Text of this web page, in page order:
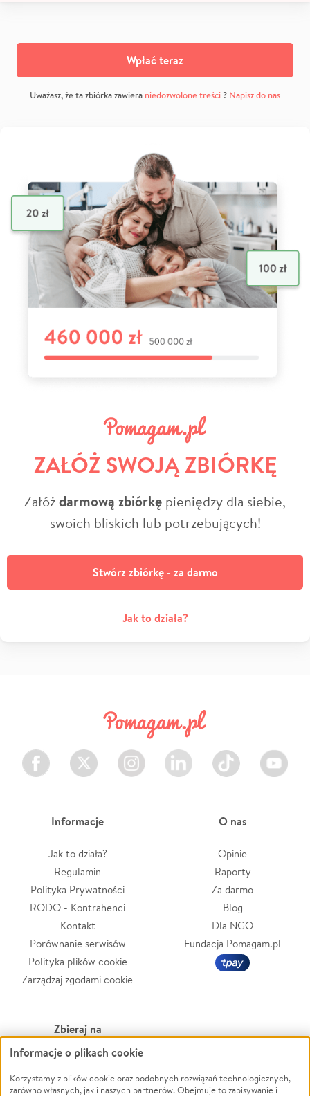
Wpłać teraz
Uważasz, że ta zbiórka zawiera niedozwolone treści? Napisz do nas
ZAŁÓŻ SWOJĄ ZBIÓRKĘ
Załóżdarmową zbiórkę pieniędzy dla siebie,
swoich bliskich lub potrzebujących!
Stwórz zbiórkę - za darmo
Jak to działa?
Facebook Twitter Instagram LinkedIn TikTok Youtube
Informacje
Jak to działa?
Regulamin
Polityka Prywatności
RODO - Kontrahenci
Kontakt
Porównanie serwisów
Polityka plików cookie
Zarządzaj zgodami cookie
O nas
Opinie
Raporty
Za darmo
Blog
Dla NGO
Fundacja Pomagam.pl
Zbieraj na
Leczenie
Zwierzęta
Powódź
Informacje o plikach cookie
Korzystamy z plików cookie oraz podobnych rozwiązań technologicznych,
zarówno własnych, jak i naszych partnerów. Obejmuje to zapisywanie i